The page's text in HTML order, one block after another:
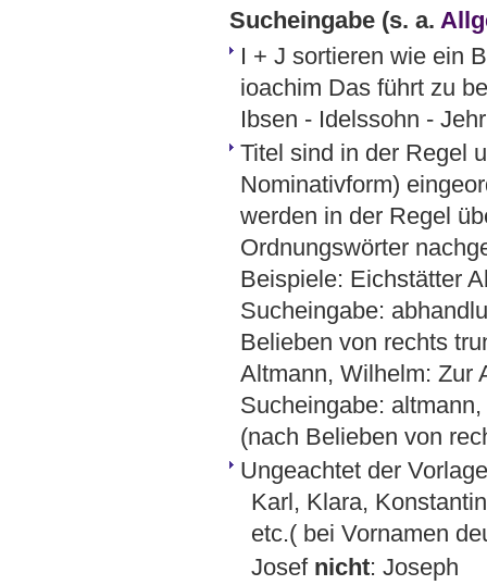
Sucheingabe(s. a.
I + J sortieren wie ein
ioachim Das führt zu
Ibsen - Idelssohn -
Titel sind in der Regel
Nominativform)
werden in der Regel
Ordnungswörter
Beispiele: Eichstätter
Sucheingabe:
Belieben von rechts
Altmann, Wilhelm: Zur
Sucheingabe:
(nach Belieben von
Ungeachtet der
Karl, Klara,
etc.( bei Vornamen
Josef nicht: Joseph